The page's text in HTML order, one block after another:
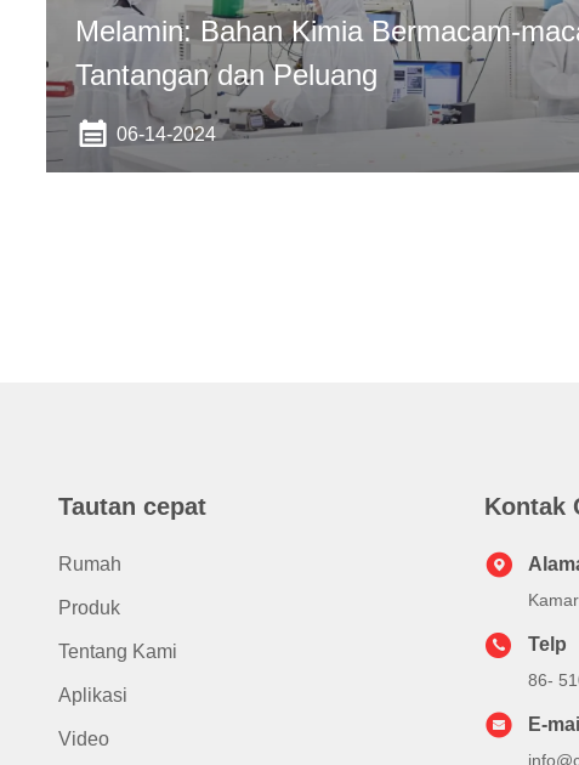
Melamin: Bahan Kimia Bermacam-
Tantangan dan Peluang
06-14-2024
Tautan cepat
Rumah
Produk
Tentang Kami
Aplikasi
Video
Kontak
Telp
86-
E-mail